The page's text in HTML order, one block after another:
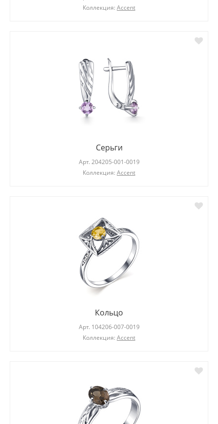
Коллекция: Accent
Серьги
Арт. 204205-001-0019
Коллекция: Accent
Кольцо
Арт. 104206-007-0019
Коллекция: Accent